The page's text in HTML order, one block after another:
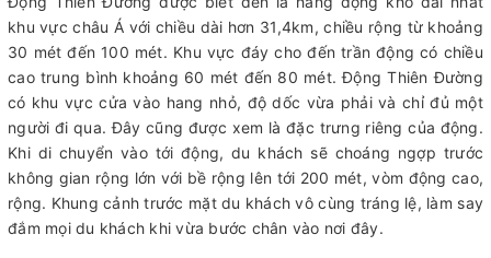
khu vực châu Á với chiều dài hơn 31,4km, chiều rộng từ khoảng
30 mét đến 100 mét. Khu vực đáy cho đến trần động có chiều
cao trung bình khoảng 60 mét đến 80 mét. Động Thiên Đường
có khu vực cửa vào hang nhỏ, độ dốc vừa phải và chỉ đủ một
người đi qua. Đây cũng được xem là đặc trưng riêng của động.
Khi di chuyển vào tới động, du khách sẽ choáng ngợp trước
không gian rộng lớn với bề rộng lên tới 200 mét, vòm động cao,
rộng. Khung cảnh trước mặt du khách vô cùng tráng lệ, làm say
đắm mọi du khách khi vừa bước chân vào nơi đây.